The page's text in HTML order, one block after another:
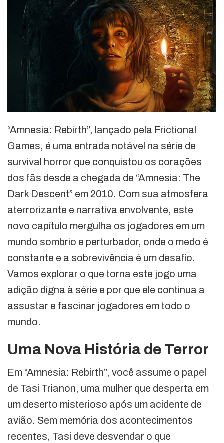
“Amnesia: Rebirth”, lançado pela Frictional
Games, é uma entrada notável na série de
survival horror que conquistou os corações
dos fãs desde a chegada de “Amnesia: The
Dark Descent” em 2010. Com sua atmosfera
aterrorizante e narrativa envolvente, este
novo capítulo mergulha os jogadores em um
mundo sombrio e perturbador, onde o medo é
constante e a sobrevivência é um desafio.
Vamos explorar o que torna este jogo uma
adição digna à série e por que ele continua a
assustar e fascinar jogadores em todo o
mundo.
Uma Nova História de Terror
Em “Amnesia: Rebirth”, você assume o papel
de Tasi Trianon, uma mulher que desperta em
um deserto misterioso após um acidente de
avião. Sem memória dos acontecimentos
recentes, Tasi deve desvendar o que